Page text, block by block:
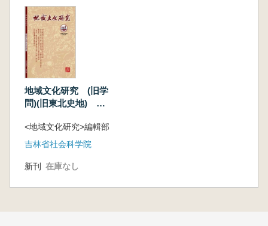
地域文化研究 (旧学
問)(旧東北史地)
<地域文化研究>編輯部
吉林省社会科学院
新刊 在庫なし